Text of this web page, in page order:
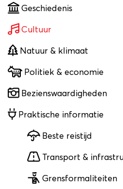
Geschiedenis
Cultuur
Natuur & klimaat
Politiek & economie
Bezienswaardigheden
Praktische informatie
Beste reistijd
Transport &
Grensformaliteiten